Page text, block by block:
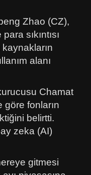
Zhao (CZ),
sıkıntısı
kaynakların
alanı
Chamat
fonların
belirtti.
zeka (AI)
gitmesi